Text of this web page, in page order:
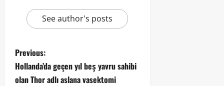
See author's posts
Previous:
Hollanda’da geçen yıl beş yavru sahibi
olan Thor adlı aslana vasektomi